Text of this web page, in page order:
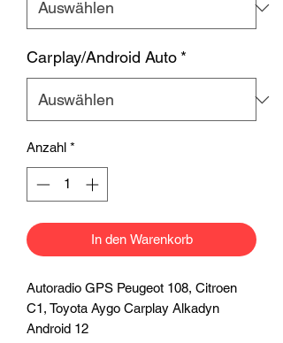
Carplay/Android Auto *
Anzahl *
In den Warenkorb
Autoradio GPS Peugeot 108, Citroen
C1, Toyota Aygo Carplay Alkadyn
Android 12